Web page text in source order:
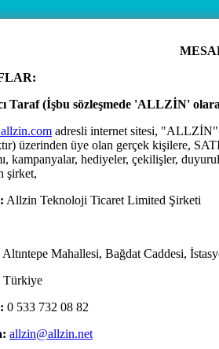
Taraf (İşbu sözleşmede 'ALLZİN'
adresli internet sitesi, "ALLZİN"
üzerinden üye olan gerçek kişilere,
kampanyalar, hediyeler, çekilişler,
şirket,
Allzin Teknoloji Ticaret Limited Şirketi
Altıntepe Mahallesi, Bağdat Caddesi,
Türkiye
0 533 732 08 82
allzin@allzin.net